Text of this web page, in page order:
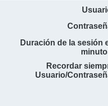
Duración de la sesión
Recordar
Usuario/